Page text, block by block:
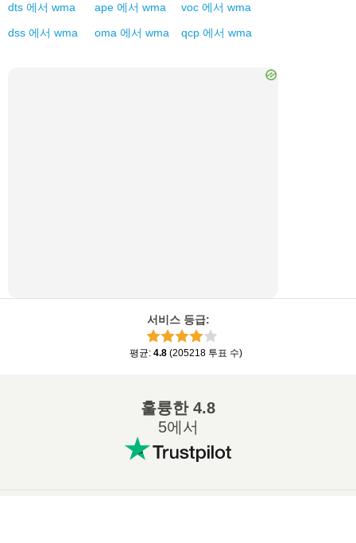
dts 에서 wma ape 에서 wma voc 에서 wma
dss 에서 wma oma 에서 wma qcp 에서 wma
서비스 등급:
평균: 4.8 (205218 투표 수)
훌륭한4.8
5에서